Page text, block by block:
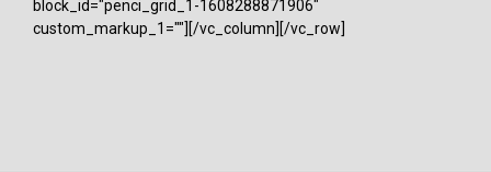
block_id="penci_grid_1-1608288871906"
custom_markup_1=""][/vc_column][/vc_row]